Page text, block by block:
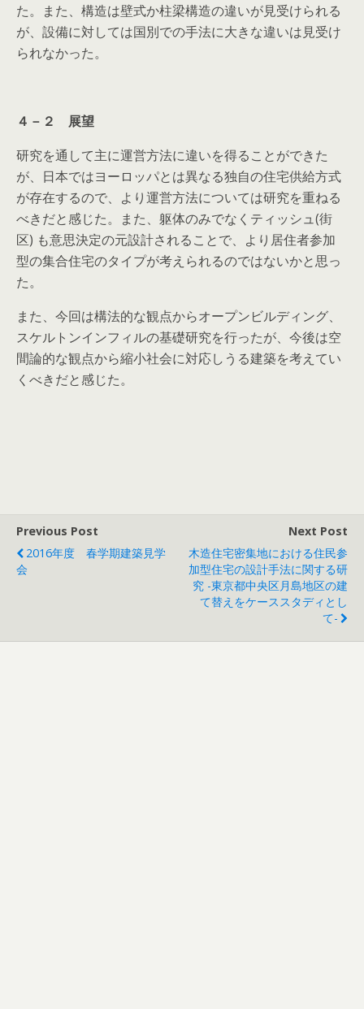
た。また、構造は壁式か柱梁構造の違いが見受けられる
が、設備に対しては国別での手法に大きな違いは見受け
られなかった。
４－２ 展望
研究を通して主に運営方法に違いを得ることができた
が、日本ではヨーロッパとは異なる独自の住宅供給方式
が存在するので、より運営方法については研究を重ねる
べきだと感じた。また、躯体のみでなくティッシュ(街
区) も意思決定の元設計されることで、より居住者参加
型の集合住宅のタイプが考えられるのではないかと思っ
た。
また、今回は構法的な観点からオープンビルディング、
スケルトンインフィルの基礎研究を行ったが、今後は空
間論的な観点から縮小社会に対応しうる建築を考えてい
くべきだと感じた。
Previous Post
2016年度 春学期建築見学
会
Next Post
木造住宅密集地における住民参
加型住宅の設計手法に関する研
究 -東京都中央区月島地区の建
て替えをケーススタディとし
て-